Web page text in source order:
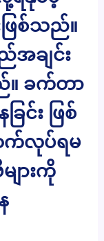
ြစ်သည်။
ချင်း
။ ခက်တာ
င်း ဖြစ်
က်လုပ်ရမ
ျားကို